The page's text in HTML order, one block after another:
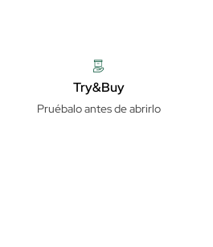
Try&Buy
Pruébalo antes de abrirlo